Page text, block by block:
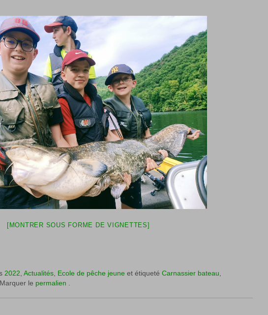
[MONTRER SOUS FORME DE VIGNETTES]
2022 Actualités Ecole de pêche jeune et étiqueté Carnassier bateau
Marquer le permalien